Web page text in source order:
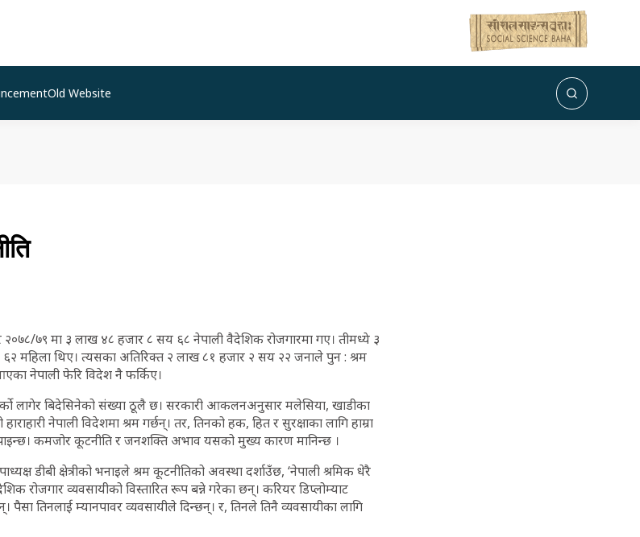
Old Website
२०७८/७९ मा ३ लाख ४८ हजार ८ सय ६८ नेपाली वैदेशिक रोजगारमा गए। तीमध्ये ३
महिला थिए। त्यसका अतिरिक्त २ लाख ८१ हजार २ सय २२ जनाले पुन : श्रम
नेपाली फेरि विदेश नै फर्किए।
लागेर बिदेसिनेको संख्या ठूलै छ। सरकारी आकलनअनुसार मलेसिया, खाडीका
नेपाली विदेशमा श्रम गर्छन्। तर, तिनको हक, हित र सुरक्षाका लागि हाम्रा
कमजोर कूटनीति र जनशक्ति अभाव यसको मुख्य कारण मानिन्छ ।
डीबी क्षेत्रीको भनाइले श्रम कूटनीतिको अवस्था दर्शाउँछ, ‘नेपाली श्रमिक धेरै
रोजगार व्यवसायीको विस्तारित रूप बन्ने गरेका छन्। करियर डिप्लोम्याट
पैसा तिनलाई म्यानपावर व्यवसायीले दिन्छन्। र, तिनले तिनै व्यवसायीका लागि